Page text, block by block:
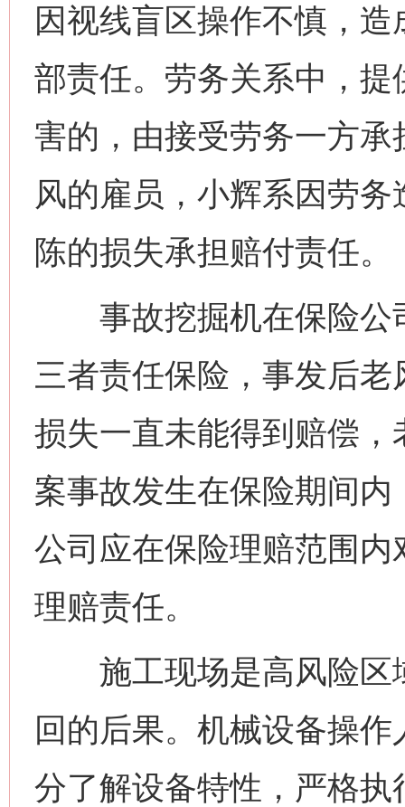
因视线盲区操作不慎，
部责任。劳务关系中，
害的，由接受劳务一方
风的雇员，小辉系因劳
陈的损失承担赔付责任。
事故挖掘机在保险公
三者责任保险，事发后
损失一直未能得到赔偿
案事故发生在保险期间
公司应在保险理赔范围
理赔责任。
施工现场是高风险区
回的后果。机械设备操
分了解设备特性，严格